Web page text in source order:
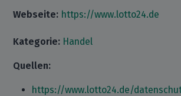
Webseite: https://www.lotto24.de
Kategorie: Handel
Quellen:
https://www.lotto24.de/